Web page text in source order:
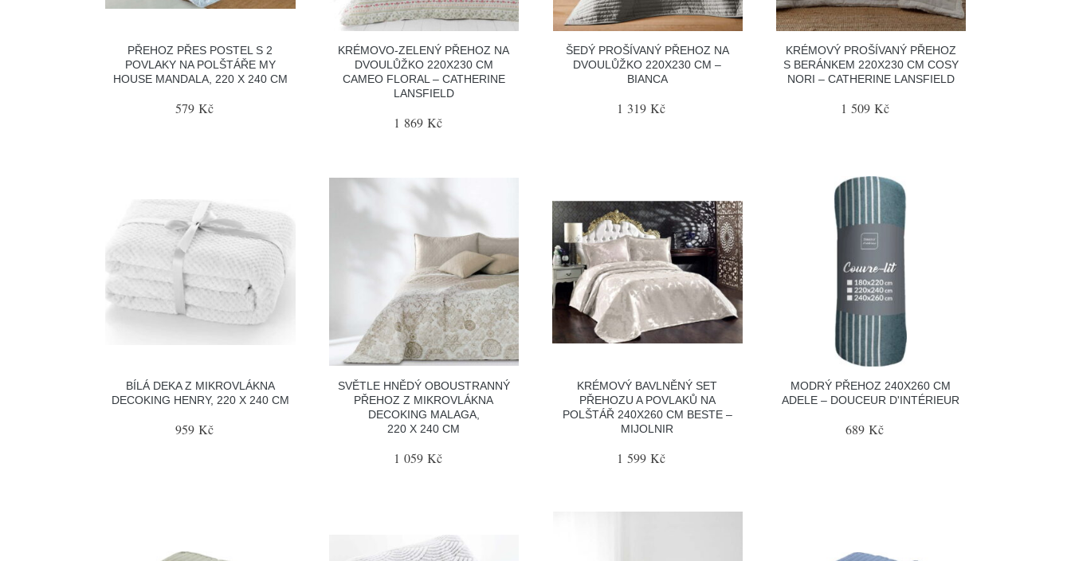
PŘEHOZ PŘES POSTEL S 2
POVLAKY NA POLŠTÁŘE MY
HOUSE MANDALA, 220 X 240 CM
579 Kč
KRÉMOVO-ZELENÝ PŘEHOZ NA
DVOULŮŽKO 220X230 CM
CAMEO FLORAL – CATHERINE
LANSFIELD
1 869 Kč
ŠEDÝ PROŠÍVANÝ PŘEHOZ NA
DVOULŮŽKO 220X230 CM –
BIANCA
1 319 Kč
KRÉMOVÝ PROŠÍVANÝ PŘEHOZ
S BERÁNKEM 220X230 CM COSY
NORI – CATHERINE LANSFIELD
1 509 Kč
BÍLÁ DEKA Z MIKROVLÁKNA
DECOKING HENRY, 220 X 240 CM
959 Kč
SVĚTLE HNĚDÝ OBOUSTRANNÝ
PŘEHOZ Z MIKROVLÁKNA
DECOKING MALAGA,
220 X 240 CM
1 059 Kč
KRÉMOVÝ BAVLNĚNÝ SET
PŘEHOZU A POVLAKŮ NA
POLŠTÁŘ 240X260 CM BESTE –
MIJOLNIR
1 599 Kč
MODRÝ PŘEHOZ 240X260 CM
ADELE – DOUCEUR D'INTÉRIEUR
689 Kč